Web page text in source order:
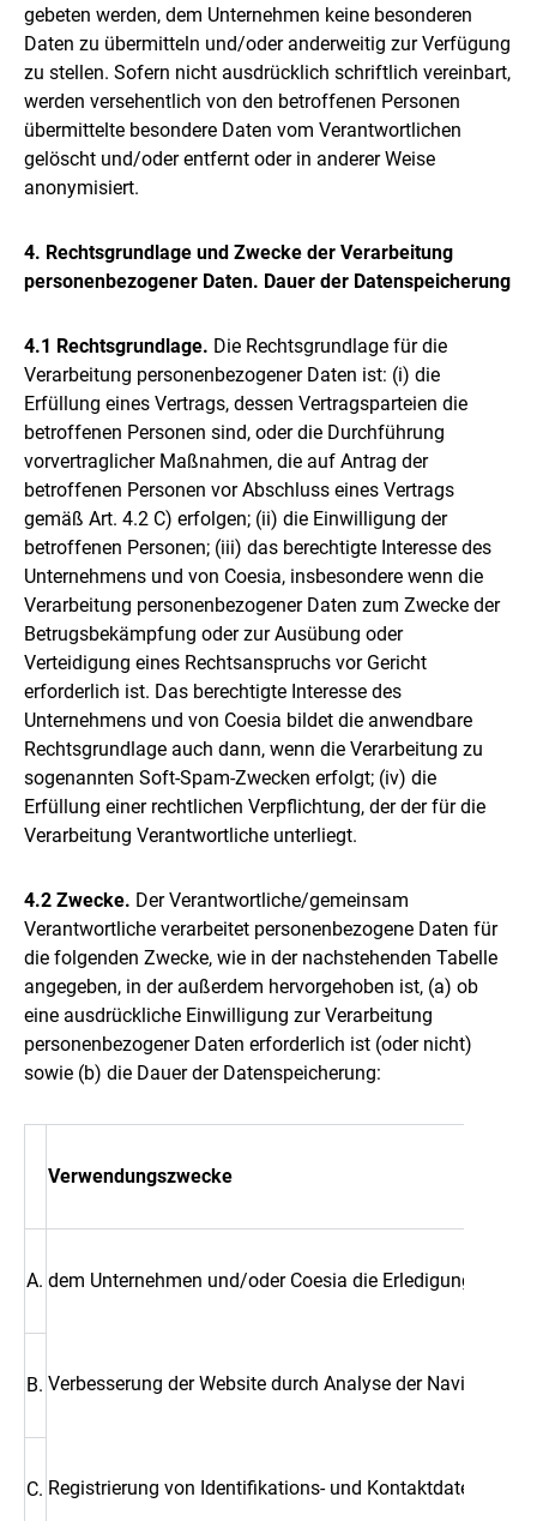
gebeten werden, dem Unternehmen keine besonderen
Daten zu übermitteln und/oder anderweitig zur Verfügung
zu stellen. Sofern nicht ausdrücklich schriftlich vereinbart,
werden versehentlich von den betroffenen Personen
übermittelte besondere Daten vom Verantwortlichen
gelöscht und/oder entfernt oder in anderer Weise
anonymisiert.
4. Rechtsgrundlage und Zwecke der Verarbeitung
personenbezogener Daten. Dauer der Datenspeicherung
4.1 Rechtsgrundlage. Die Rechtsgrundlage für die
Verarbeitung personenbezogener Daten ist: (i) die
Erfüllung eines Vertrags, dessen Vertragsparteien die
betroffenen Personen sind, oder die Durchführung
vorvertraglicher Maßnahmen, die auf Antrag der
betroffenen Personen vor Abschluss eines Vertrags
gemäß Art. 4.2 C) erfolgen; (ii) die Einwilligung der
betroffenen Personen; (iii) das berechtigte Interesse des
Unternehmens und von Coesia, insbesondere wenn die
Verarbeitung personenbezogener Daten zum Zwecke der
Betrugsbekämpfung oder zur Ausübung oder
Verteidigung eines Rechtsanspruchs vor Gericht
erforderlich ist. Das berechtigte Interesse des
Unternehmens und von Coesia bildet die anwendbare
Rechtsgrundlage auch dann, wenn die Verarbeitung zu
sogenannten Soft-Spam-Zwecken erfolgt; (iv) die
Erfüllung einer rechtlichen Verpflichtung, der der für die
Verarbeitung Verantwortliche unterliegt.
4.2 Zwecke. Der Verantwortliche/gemeinsam
Verantwortliche verarbeitet personenbezogene Daten für
die folgenden Zwecke, wie in der nachstehenden Tabelle
angegeben, in der außerdem hervorgehoben ist, (a) ob
eine ausdrückliche Einwilligung zur Verarbeitung
personenbezogener Daten erforderlich ist (oder nicht)
sowie (b) die Dauer der Datenspeicherung:
Verwendungszwecke
A. dem Unternehmen und/oder Coesia die Erledigung aller
B. Verbesserung der Website durch Analyse der
C. Registrierung von Identifikations- und Kontaktdaten für